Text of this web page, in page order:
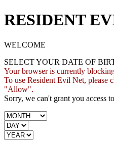
RESIDENT
WELCOME
SELECT YOUR DATE OF
Your browser is currently
To use Resident Evil Net, please
"Allow".
Sorry, we can't grant you access